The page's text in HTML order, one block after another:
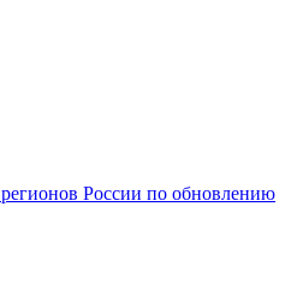
России по обновлению